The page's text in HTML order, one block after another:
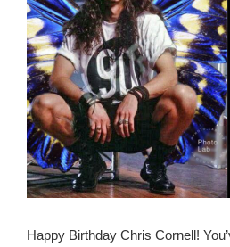
Happy Birthday Chris Cornell!